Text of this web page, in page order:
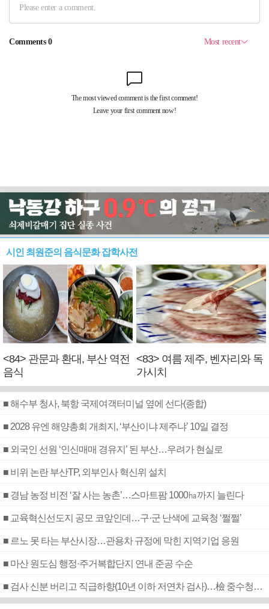
시인 최원준의 음식문화 잡학사전
<84> 관문과 환대, 부산 역전
음식
<83> 여름 제주, 벤자리와 독
가시치
■ 해수부 청사, 북항 국제여객터미널 옆에 선다(종합)
■ 2028 유엔 해양총회 개최지, ‘부산이냐 제주냐’ 10일 결정
■ 외국인 선원 ‘인신매매 경유지’ 된 부산…우려가 현실로
■ 비위 논란 부산TP, 외부인사 혁신위 설치
■ 경남 농정 비전 ‘잘 사는 농촌’…스마트팜 1000㏊까지 늘린다
■ 교육혁신선도지 공모 코앞인데…구·군 난색에 교육청 ‘쩔쩔’
■ 르노 못 타는 부산시장…관용차 규정에 막힌 지역기업 응원
■ 마산 원도심 행정·주거복합단지 연내 준공 수순
■ 검사 신분 버리고 직급하향(10년 이하 저연차 검사)…檢 중수청행 기피